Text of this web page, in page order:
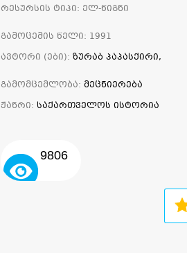
რესურსის ტიპი: ელ-წიგნი
გამოცემის წელი: 1991
ავტორი (ები): ზურაბ პაპასქირი,
გამომცემლობა: მეცნიერება
ჟანრი: საქართველოს ისტორია
9806